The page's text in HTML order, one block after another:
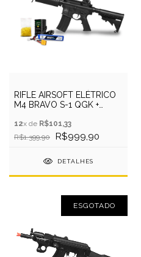
RIFLE AIRSOFT ELÉTRICO
M4 BRAVO S-1 QGK +
12x de R$101,33
R$1.399,90
R$999,90
DETALHES
ESGOTADO